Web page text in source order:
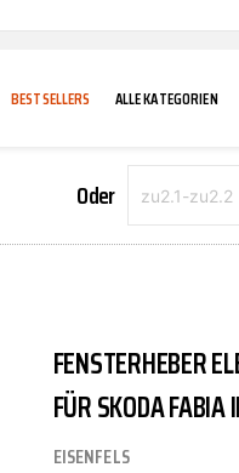
BESTSELLERS ALLE KATEGORIEN
AS-PL
Oder
FENSTERHEBER
FÜR SKODA FABIA II
EISENFELS